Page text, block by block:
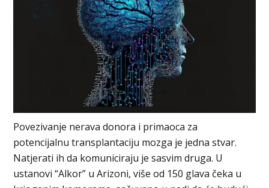
Povezivanje nerava donora i primaoca za
potencijalnu transplantaciju mozga je jedna stvar.
Natjerati ih da komuniciraju je sasvim druga. U
ustanovi “Alkor” u Arizoni, više od 150 glava čeka u